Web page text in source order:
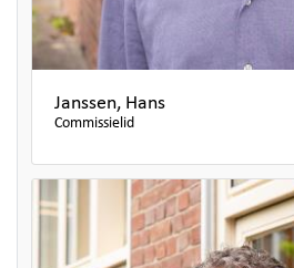
Janssen, Hans
Commissielid